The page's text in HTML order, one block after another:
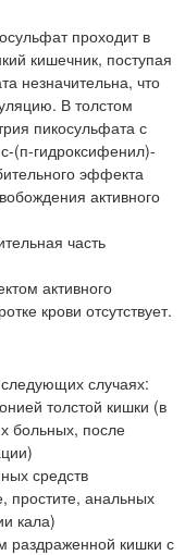
проходит в
кишечник, поступая
незначительна, что
В толстом
пикосульфата с
(п-гидроксифенил)-
эффекта
активного
часть
активного
крови отсутствует.
следующих случаях:
толстой кишки (в
больных, после
средств
простите, анальных
кала)
раздраженной кишки с